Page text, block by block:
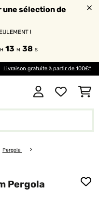
une sélection de
!
H 13 M 38 S
Livraison gratuite à partir de 100€*
Pergola
Pergola